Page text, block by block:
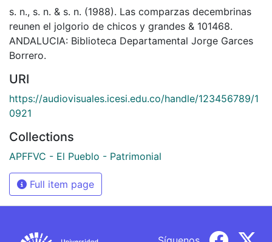
s. n., s. n. & s. n. (1988). Las comparzas decembrinas
reunen el jolgorio de chicos y grandes & 101468.
ANDALUCIA: Biblioteca Departamental Jorge Garces
Borrero.
URI
https://audiovisuales.icesi.edu.co/handle/123456789/1
0921
Collections
APFFVC - El Pueblo - Patrimonial
Full item page